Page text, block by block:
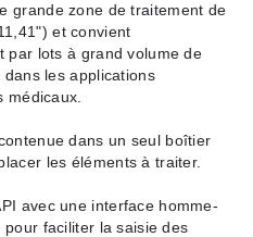
grande zone de traitement de
et convient
par lots à grand volume de
les applications
médicaux.
dans un seul boîtier
les éléments à traiter.
avec une interface homme-
faciliter la saisie des